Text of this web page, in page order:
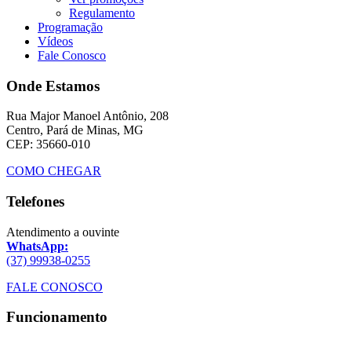
Regulamento
Programação
Vídeos
Fale Conosco
Onde Estamos
Rua Major Manoel Antônio, 208
Centro, Pará de Minas, MG
CEP: 35660-010
COMO CHEGAR
Telefones
Atendimento a ouvinte
WhatsApp:
(37) 99938-0255
FALE CONOSCO
Funcionamento